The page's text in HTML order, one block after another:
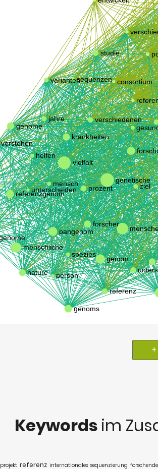
+
Keywords im
projekt referenz internationales sequenzierung